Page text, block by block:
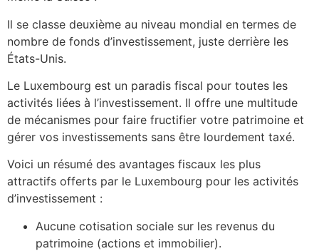
Il se classe deuxième au niveau mondial en termes de
nombre de fonds d’investissement, juste derrière les
États-Unis.
Le Luxembourg est un paradis fiscal pour toutes les
activités liées à l’investissement. Il offre une multitude
de mécanismes pour faire fructifier votre patrimoine et
gérer vos investissements sans être lourdement taxé.
Voici un résumé des avantages fiscaux les plus
attractifs offerts par le Luxembourg pour les activités
d’investissement :
Aucune cotisation sociale sur les revenus du
patrimoine (actions et immobilier).